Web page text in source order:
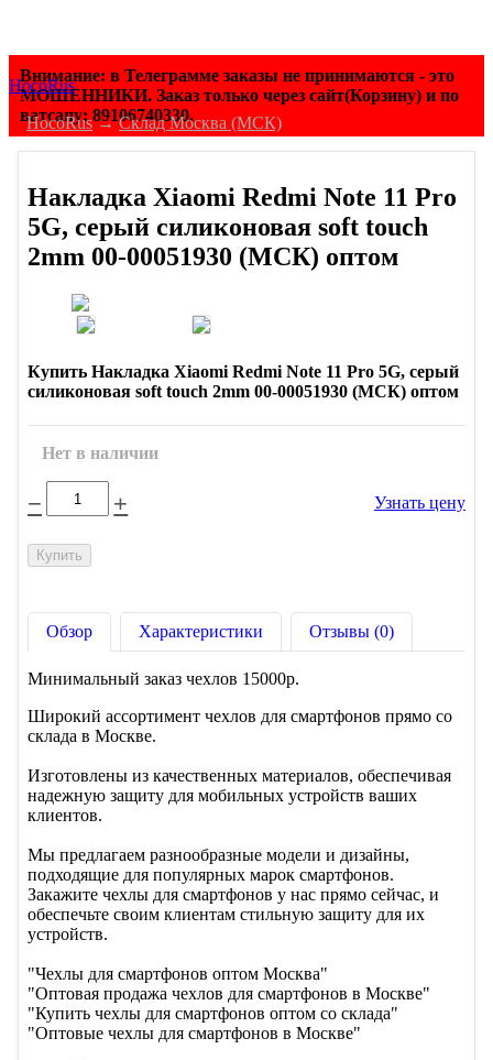
Внимание: в Телеграмме заказы не принимаются - это
МОШЕННИКИ. Заказ только через сайт(Корзину) и по
ватсапу: 89106740330.
HocoRus
HocoRus → Склад Москва (МСК)
Накладка Xiaomi Redmi Note 11 Pro
5G, серый силиконовая soft touch
2mm 00-00051930 (МСК) оптом
Купить Накладка Xiaomi Redmi Note 11 Pro 5G, серый
силиконовая soft touch 2mm 00-00051930 (МСК) оптом
Нет в наличии
− + Узнать цену
Обзор Характеристики Отзывы (0)
Минимальный заказ чехлов 15000р.
Широкий ассортимент чехлов для смартфонов прямо со
склада в Москве.
Изготовлены из качественных материалов, обеспечивая
надежную защиту для мобильных устройств ваших
клиентов.
Мы предлагаем разнообразные модели и дизайны,
подходящие для популярных марок смартфонов.
Закажите чехлы для смартфонов у нас прямо сейчас, и
обеспечьте своим клиентам стильную защиту для их
устройств.
"Чехлы для смартфонов оптом Москва"
"Оптовая продажа чехлов для смартфонов в Москве"
"Купить чехлы для смартфонов оптом со склада"
"Оптовые чехлы для смартфонов в Москве"